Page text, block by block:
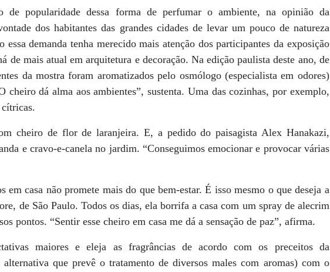
de popularidade dessa forma de perfumar o ambiente, na opinião da
dos habitantes das grandes cidades de levar um pouco de natureza
essa demanda tenha merecido mais atenção dos participantes da exposição
de mais atual em arquitetura e decoração. Na edição paulista deste ano, de
da mostra foram aromatizados pelo osmólogo (especialista em odores)
cheiro dá alma aos ambientes”, sustenta. Uma das cozinhas, por exemplo,
cítricas.
cheiro de flor de laranjeira. E, a pedido do paisagista Alex Hanakazi,
e cravo-e-canela no jardim. “Conseguimos emocionar e provocar várias
em casa não promete mais do que bem-estar. É isso mesmo o que deseja a
de São Paulo. Todos os dias, ela borrifa a casa com um spray de alecrim
pontos. “Sentir esse cheiro em casa me dá a sensação de paz”, afirma.
maiores e eleja as fragrâncias de acordo com os preceitos da
que prevê o tratamento de diversos males com aromas) com o